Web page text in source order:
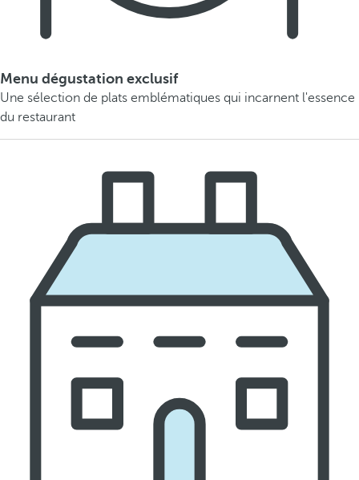
Menu dégustation exclusif
Une sélection de plats emblématiques qui incarnent l'essence
du restaurant